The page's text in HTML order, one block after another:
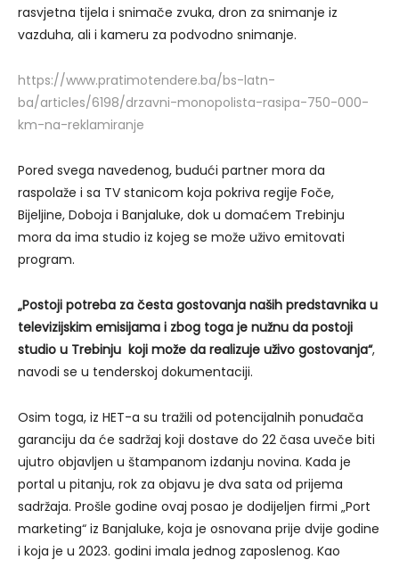
rasvjetna tijela i snimače zvuka, dron za snimanje iz
vazduha, ali i kameru za podvodno snimanje.
https://www.pratimotendere.ba/bs-latn-
ba/articles/6198/drzavni-monopolista-rasipa-750-000-
km-na-reklamiranje
Pored svega navedenog, budući partner mora da
raspolaže i sa TV stanicom koja pokriva regije Foče,
Bijeljine, Doboja i Banjaluke, dok u domaćem Trebinju
mora da ima studio iz kojeg se može uživo emitovati
program.
„Postoji potreba za česta gostovanja naših predstavnika u
televizijskim emisijama i zbog toga je nužnu da postoji
studio u Trebinju koji može da realizuje uživo gostovanja“,
navodi se u tenderskoj dokumentaciji.
Osim toga, iz HET-a su tražili od potencijalnih ponuđača
garanciju da će sadržaj koji dostave do 22 časa uveče biti
ujutro objavljen u štampanom izdanju novina. Kada je
portal u pitanju, rok za objavu je dva sata od prijema
sadržaja. Prošle godine ovaj posao je dodijeljen firmi „Port
marketing“ iz Banjaluke, koja je osnovana prije dvije godine
i koja je u 2023. godini imala jednog zaposlenog. Kao